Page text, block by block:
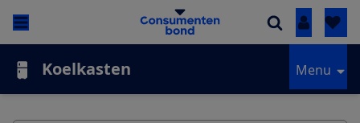
Inloggen
Koelkasten Menu